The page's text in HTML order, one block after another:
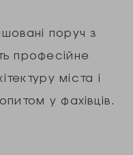
поруч з
професійне
міста і
у фахівців.